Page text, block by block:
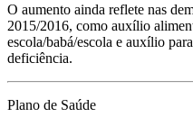
O aumento ainda reflete nas
2015/2016, como auxílio
escola/babá/escola e auxílio
deficiência.
Plano de Saúde